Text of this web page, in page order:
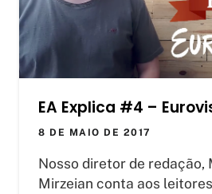
EA Explica #4 –
8 DE MAIO DE 2017
Nosso diretor de redação,
Mirzeian conta aos